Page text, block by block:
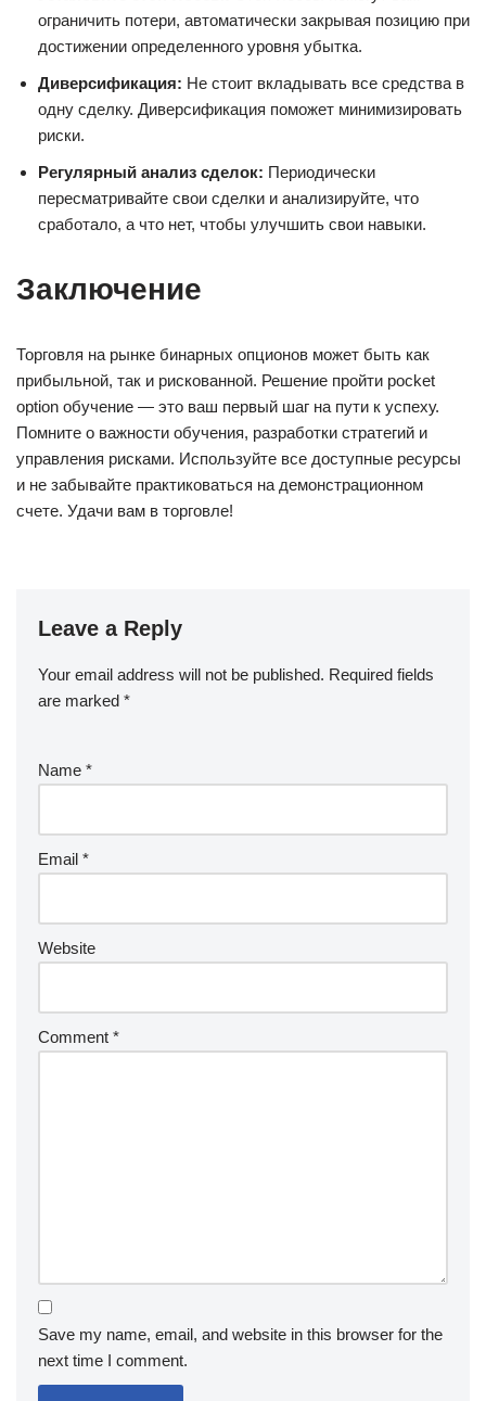
ограничить потери, автоматически закрывая позицию при
достижении определенного уровня убытка.
Диверсификация: Не стоит вкладывать все средства в
одну сделку. Диверсификация поможет минимизировать
риски.
Регулярный анализ сделок: Периодически
пересматривайте свои сделки и анализируйте, что
сработало, а что нет, чтобы улучшить свои навыки.
Заключение
Торговля на рынке бинарных опционов может быть как
прибыльной, так и рискованной. Решение пройти pocket
option обучение — это ваш первый шаг на пути к успеху.
Помните о важности обучения, разработки стратегий и
управления рисками. Используйте все доступные ресурсы
и не забывайте практиковаться на демонстрационном
счете. Удачи вам в торговле!
Leave a Reply
Your email address will not be published. Required fields
are marked *
Name *
Email *
Website
Comment *
Save my name, email, and website in this browser for the
next time I comment.